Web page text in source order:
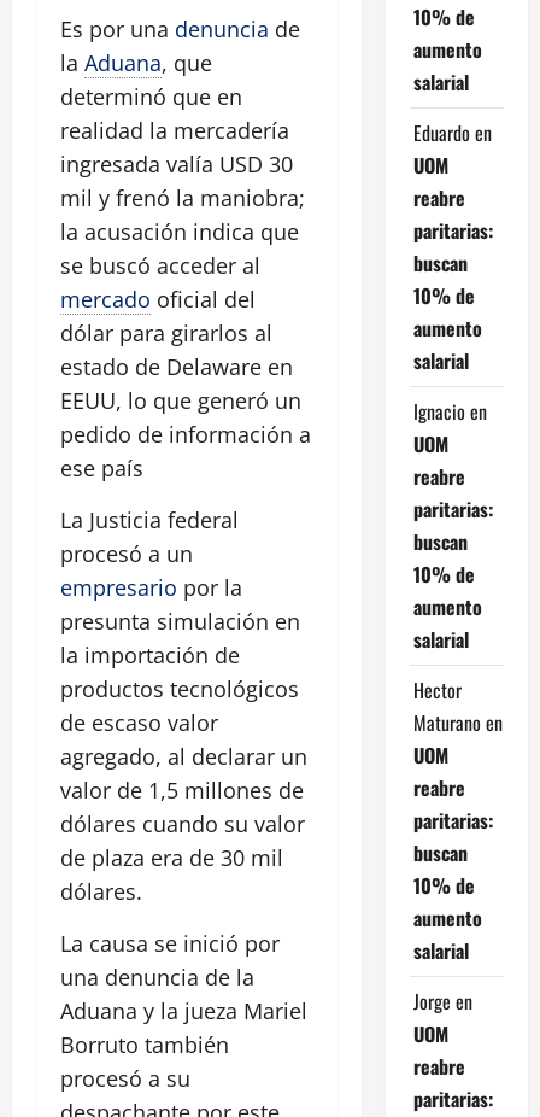
Es por una denuncia de
la Aduana, que
determinó que en
realidad la mercadería
ingresada valía USD 30
mil y frenó la maniobra;
la acusación indica que
se buscó acceder al
mercado oficial del
dólar para girarlos al
estado de Delaware en
EEUU, lo que generó un
pedido de información a
ese país
La Justicia federal
procesó a un
empresario por la
presunta simulación en
la importación de
productos tecnológicos
de escaso valor
agregado, al declarar un
valor de 1,5 millones de
dólares cuando su valor
de plaza era de 30 mil
dólares.
La causa se inició por
una denuncia de la
Aduana y la jueza Mariel
Borruto también
procesó a su
10% de
aumento
salarial
Eduardo en
UOM
reabre
paritarias:
buscan
10% de
aumento
salarial
Ignacio en
UOM
reabre
paritarias:
buscan
10% de
aumento
salarial
Hector
Maturano en
UOM
reabre
paritarias:
buscan
10% de
aumento
salarial
Jorge en
UOM
reabre
paritarias: